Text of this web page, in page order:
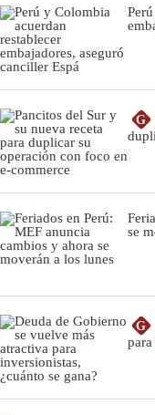
G
se
G